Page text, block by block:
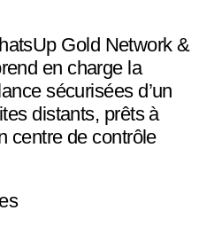
Gold Network &
en charge la
sécurisées d’un
distants, prêts à
centre de contrôle